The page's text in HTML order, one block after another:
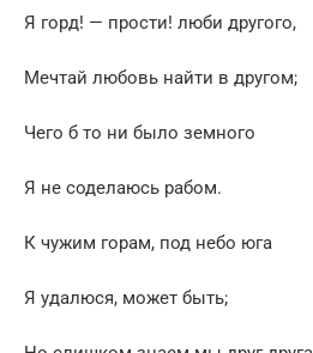
Я горд! — прости! люби другого,
Мечтай любовь найти в другом;
Чего б то ни было земного
Я не соделаюсь рабом.
К чужим горам, под небо юга
Я удалюся, может быть;